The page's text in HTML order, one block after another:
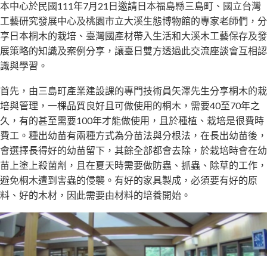
本中心於民國111年7月21日邀請日本福島縣三島町、國立台灣
工藝研究發展中心及桃園市立大溪生態博物館的專家老師們，分
享日本桐木的栽培、臺灣國產材帶入生活和大溪木工藝保存及發
展策略的知識及案例分享，讓臺日雙方透過此交流座談會互相認
識與學習。
首先，由三島町產業建設課的專門技術員矢澤先生分享桐木的栽
培與管理，一棵品質良好且可做使用的桐木，需要40至70年之
久，有的甚至需要100年才能做使用，且於種植、栽培是很費時
費工。種出幼苗有兩種方式為分苗法與分根法，在長出幼苗後，
會選擇長得好的幼苗留下，其餘全部都會去除，於栽培時會在幼
苗上塗上殺菌劑，且在夏天時需要做防蟲、抓蟲、除草的工作，
避免桐木遭到害蟲的侵襲。有好的家具製成，必須要有好的原
料、好的木材，因此需要由材料的培養開始。